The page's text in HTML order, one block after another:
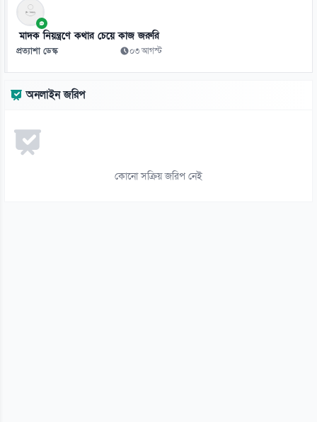
১২
ভিনিসিয়ুসকে ‘হুমকি’ দিয়ে সুর নরম রিয়ালের, আর্সেনালের নতুন প্রস্তাব
০৬ আগস্ট
১৩
১৪
ইয়েমেনে সামরিক শিবিরে ভয়াবহ হামলা, নিহত ৩০
মাদক নিয়ন্ত্রণে কথার চেয়ে কাজ জরুরি
প্রত্যাশা ডেস্ক ০৩ আগস্ট
অনলাইন জরিপ
কোনো সক্রিয় জরিপ নেই